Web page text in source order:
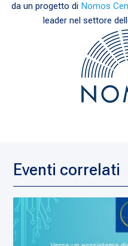
da un progetto di Nomos
leader nel settore
Eventi correlati